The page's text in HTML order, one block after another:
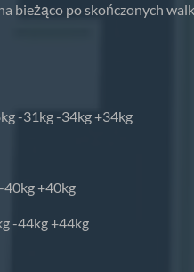
bieżąco po skończonych
-31kg -34kg +34kg
40kg +40kg
-44kg +44kg